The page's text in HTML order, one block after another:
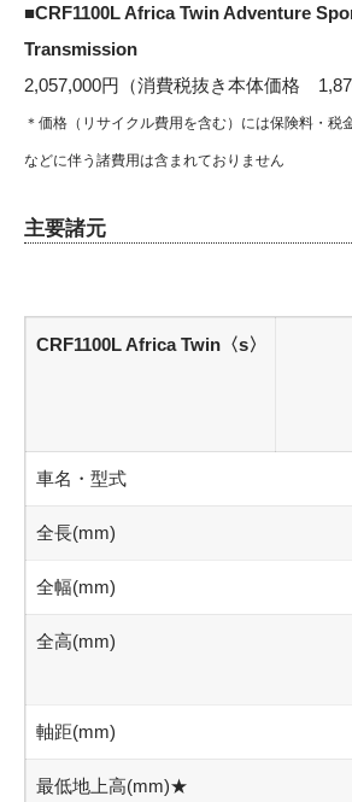
■CRF1100L Africa Twin Adventure
Transmission
2,057,000円（消費税抜き本体価格
＊価格（リサイクル費用を含む）には保険料・税
などに伴う諸費用は含まれておりません
主要諸元
CRF1100L Africa Twin〈s〉
車名・型式
全長(mm)
全幅(mm)
全高(mm)
軸距(mm)
最低地上高(mm)★